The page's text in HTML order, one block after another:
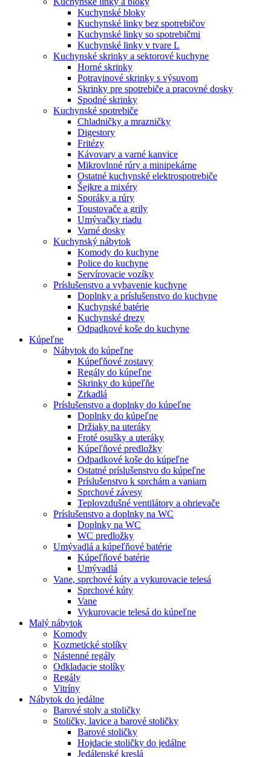
Kuchynské bloky
Kuchynské linky bez spotrebičov
Kuchynské linky so spotrebičmi
Kuchynské linky v tvare L
Kuchynské skrinky a sektorové kuchyne
Horné skrinky
Potravinové skrinky s výsuvom
Skrinky pre spotrebiče a pracovné dosky
Spodné skrinky
Kuchynské spotrebiče
Chladničky a mrazničky
Digestory
Fritézy
Kávovary a varné kanvice
Mikrovlnné rúry a minipekárne
Ostatné kuchynské elektrospotrebiče
Šejkre a mixéry
Sporáky a rúry
Toustovače a grily
Umývačky riadu
Varné dosky
Kuchynský nábytok
Komody do kuchyne
Police do kuchyne
Servírovacie vozíky
Príslušenstvo a vybavenie kuchyne
Doplnky a príslušenstvo do kuchyne
Kuchynské batérie
Kuchynské drezy
Odpadkové koše do kuchyne
Kúpeľne
Nábytok do kúpeľne
Kúpeľňové zostavy
Regály do kúpeľne
Skrinky do kúpeľňe
Zrkadlá
Príslušenstvo a doplnky do kúpeľne
Doplnky do kúpeľne
Držiaky na uteráky
Froté osušky a uteráky
Kúpeľňové predložky
Odpadkové koše do kúpeľne
Ostatné príslušenstvo do kúpeľne
Príslušenstvo k sprchám a vaniam
Sprchové závesy
Teplovzdušné ventilátory a ohrievače
Príslušenstvo a doplnky na WC
Doplnky na WC
WC predložky
Umývadlá a kúpeľňové batérie
Kúpeľňové batérie
Umývadlá
Vane, sprchové kúty a vykurovacie telesá
Sprchové kúty
Vane
Vykurovacie telesá do kúpeľne
Malý nábytok
Komody
Kozmetické stolíky
Nástenné regály
Odkladacie stolíky
Regály
Vitríny
Nábytok do jedálne
Barové stoly a stoličky
Stoličky, lavice a barové stoličky
Barové stoličky
Hojdacie stoličky do jedálne
Jedálenské kreslá